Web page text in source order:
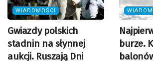
WIADOMOŚCI
Gwiazdy polskich
stadnin na słynnej
aukcji. Ruszają Dni
burze.